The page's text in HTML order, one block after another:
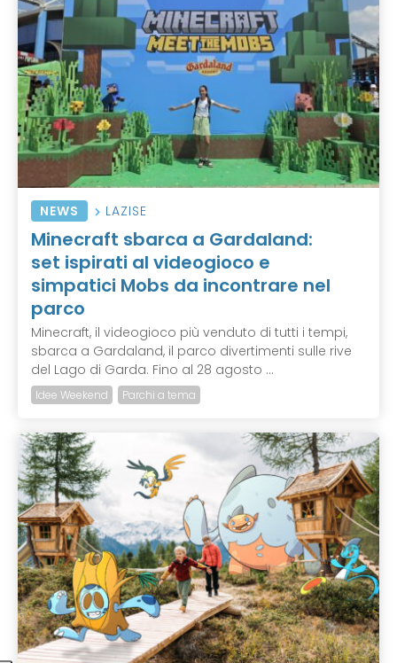
NEWS LAZISE
Minecraft sbarca a Gardaland:
set ispirati al videogioco e
simpatici Mobs da incontrare nel
parco
Minecraft, il videogioco più venduto di tutti i tempi,
sbarca a Gardaland, il parco divertimenti sulle rive
del Lago di Garda. Fino al 28 agosto ...
Idee Weekend Parchi a tema